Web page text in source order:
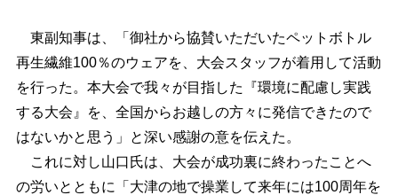
東副知事は、「御社から協賛いただいたペットボトル
再生繊維100％のウェアを、大会スタッフが着用して活動
を行った。本大会で我々が目指した『環境に配慮し実践
する大会』を、全国からお越しの方々に発信できたので
はないかと思う」と深い感謝の意を伝えた。
これに対し山口氏は、大会が成功裏に終わったことへ
の労いとともに「大津の地で操業して来年には100周年を